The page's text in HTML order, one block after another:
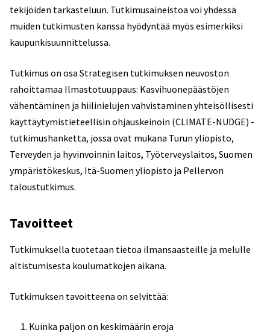
tekijöiden tarkasteluun. Tutkimusaineistoa voi yhdessä
muiden tutkimusten kanssa hyödyntää myös esimerkiksi
kaupunkisuunnittelussa.
Tutkimus on osa Strategisen tutkimuksen neuvoston
rahoittamaa Ilmastotuuppaus: Kasvihuonepäästöjen
vähentäminen ja hiilinielujen vahvistaminen yhteisöllisesti
käyttäytymistieteellisin ohjauskeinoin (CLIMATE-NUDGE) -
tutkimushanketta, jossa ovat mukana Turun yliopisto,
Terveyden ja hyvinvoinnin laitos, Työterveyslaitos, Suomen
ympäristökeskus, Itä-Suomen yliopisto ja Pellervon
taloustutkimus.
Tavoitteet
Tutkimuksella tuotetaan tietoa ilmansaasteille ja melulle
altistumisesta koulumatkojen aikana.
Tutkimuksen tavoitteena on selvittää:
Kuinka paljon on keskimäärin eroja